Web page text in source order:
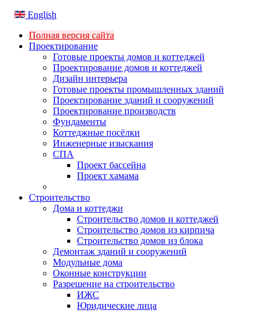
English
Полная версия сайта
Проектирование
Готовые проекты домов и коттеджей
Проектирование домов и коттеджей
Дизайн интерьера
Готовые проекты промышленных зданий
Проектирование зданий и сооружений
Проектирование производств
Фундаменты
Коттеджные посёлки
Инженерные изыскания
СПА
Проект бассейна
Проект хамама
Строительство
Дома и коттеджи
Строительство домов и коттеджей
Строительство домов из кирпича
Строительство домов из блока
Демонтаж зданий и сооружений
Модульные дома
Оконные конструкции
Разрешение на строительство
ИЖС
Юридические лица